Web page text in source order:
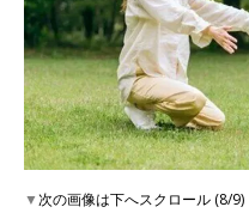
▼次の画像は下へスクロール (8/9)